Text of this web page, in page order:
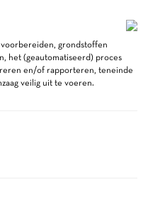
grondstoffen
het (geautomatiseerd) proces
en/of rapporteren, teneinde
veilig uit te voeren.